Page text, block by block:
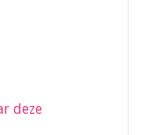
deze